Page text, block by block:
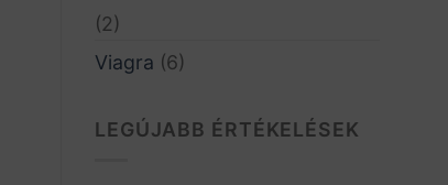
(2)
Viagra (6)
LEGÚJABB ÉRTÉKELÉSEK